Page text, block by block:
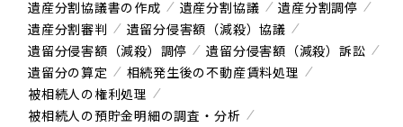
遺産分割協議書の作成
遺産分割協議
遺産分割調停
遺産分割審判
遺留分侵害額（減殺）協議
遺留分侵害額（減殺）調停
遺留分侵害額（減殺）訴訟
遺留分の算定
相続発生後の不動産賃料処理
被相続人の権利処理
被相続人の預貯金明細の調査・分析